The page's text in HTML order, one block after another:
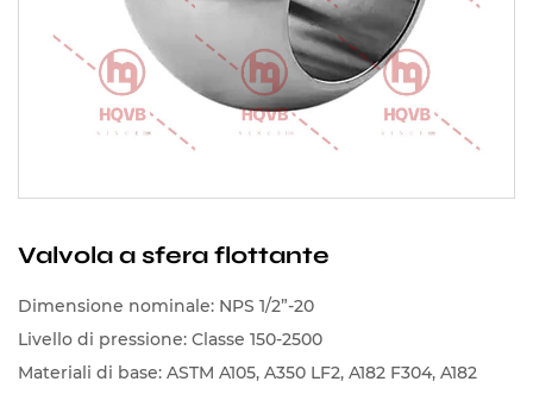
Valvola a sfera flottante
Dimensione nominale: NPS 1/2”-20
Livello di pressione: Classe 150-2500
Materiali di base: ASTM A105, A350 LF2, A182 F304, A182